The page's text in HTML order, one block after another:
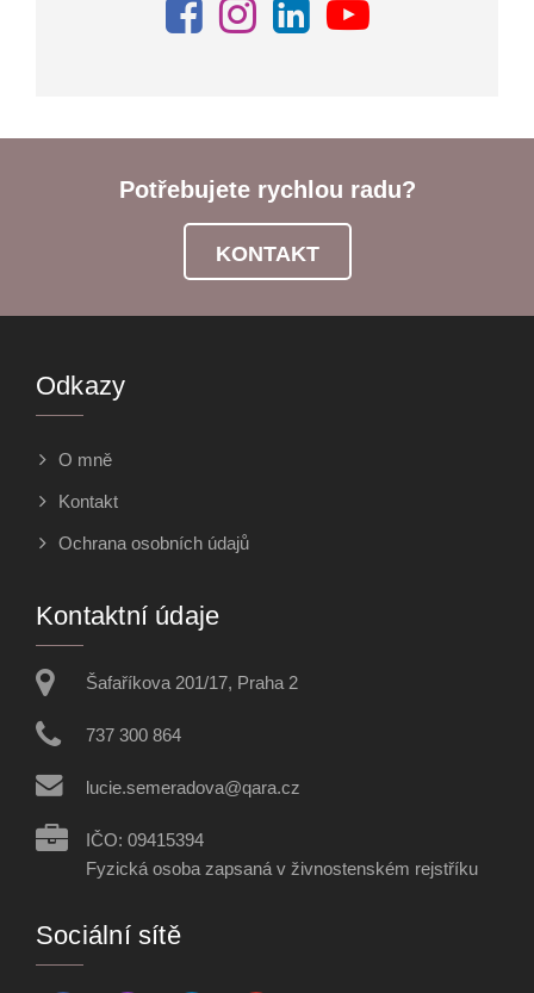
Potřebujete rychlou radu?
KONTAKT
Odkazy
O mně
Kontakt
Ochrana osobních údajů
Kontaktní údaje
Šafaříkova 201/17, Praha 2
737 300 864
lucie.semeradova@qara.cz
IČO: 09415394
Fyzická osoba zapsaná v živnostenském rejstříku
Sociální sítě